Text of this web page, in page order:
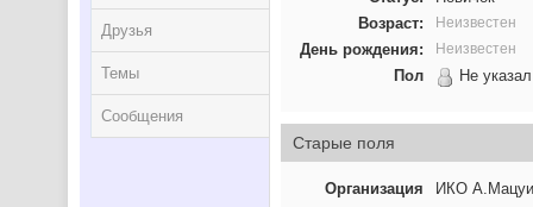
Друзья
Темы
Сообщения
Возраст:
Неизвестен
День рождения: Неизвестен
Пол Не указал
Старые поля
Организация ИКО А.Мацуи